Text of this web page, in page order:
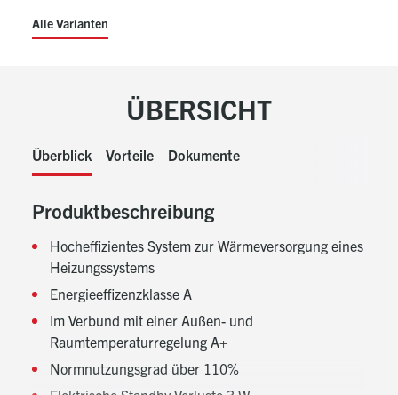
Alle Varianten
ÜBERSICHT
Überblick Vorteile Dokumente
Produktbeschreibung
Hocheffizientes System zur Wärmeversorgung eines
Heizungssystems
Energieeffizenzklasse A
Im Verbund mit einer Außen- und
Raumtemperaturregelung A+
Normnutzungsgrad über 110%